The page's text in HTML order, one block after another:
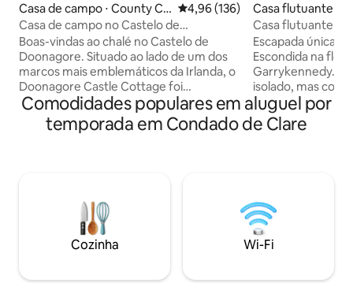
Casa de campo ⋅ County Cla
re
4,96 de uma avaliação média de
4,96 (136)
Casa de campo no Castelo de
Doonagore
Boas-vindas ao chalé no Castelo de
Doonagore. Situado ao lado de um dos
marcos mais emblemáticos da Irlanda, o
Doonagore Castle Cottage foi
meticulosamente renovado pelos
proprietários do castelo, combinando
características autênticas de 300 anos
10-15 minutos a pé, os impressionantes e
imperdíveis penhascos de Moher a uma
curta distância de carro e um
espetacular castelo do século XIV bem
Casa flutuante ⋅
perary
Casa flutuante
Escapada única
Escondida na
Garrykennedy.
isolado, mas
Meticulosamente
telhado da casa-
natureza.
Desconecte-se
mergulhe na
refúgio
Larkins
Comodidades populares em aluguel por
temporada em Condado de Clare
Cozinha Wi-Fi